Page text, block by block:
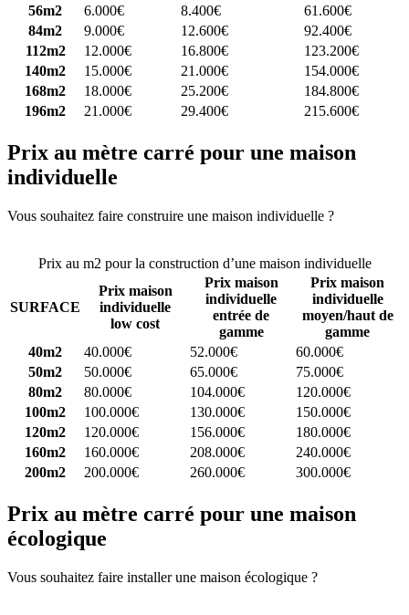
56m2
6.000€ 8.400€
61.600€
84m2
9.000€ 12.600€
92.400€
112m2
12.000€ 16.800€
123.200€
140m2
15.000€ 21.000€
154.000€
168m2
18.000€ 25.200€
184.800€
196m2
21.000€ 29.400€ 215.600€
Prix au mètre carré pour une maison
individuelle
Vous souhaitez faire construire une maison individuelle ?
Prix au m2 pour la construction d’une maison individuelle
SURFACE
Prix maison
individuelle
low cost
Prix maison
individuelle
entrée de
gamme
Prix maison
individuelle
moyen/haut de
gamme
40m2
40.000€ 52.000€
60.000€
50m2
50.000€ 65.000€
75.000€
80m2
80.000€ 104.000€
120.000€
100m2
100.000€ 130.000€
150.000€
120m2
120.000€ 156.000€
180.000€
160m2
160.000€ 208.000€
240.000€
200m2
200.000€ 260.000€ 300.000€
Prix au mètre carré pour une maison
écologique
Vous souhaitez faire installer une maison écologique ?